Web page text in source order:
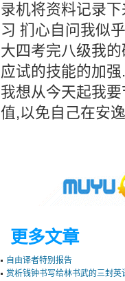
录机将资料记录
习 扪心自问我似
大四考完八级我
应试的技能的加
我想从今天起我
值,以免自己在安
更多文章
自由译者特别报告
赏析钱钟书写给林书武的三封英